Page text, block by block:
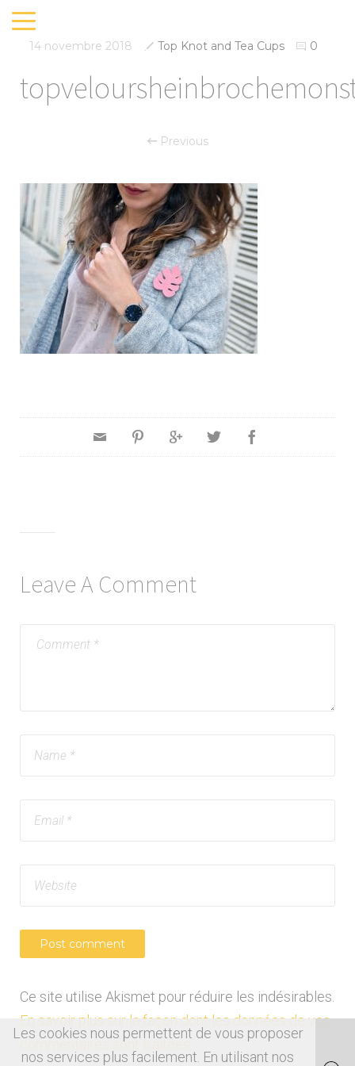
14 novembre 2018 Top Knot and Tea Cups 0
Previous
Leave A Comment
Ce site utilise Akismet pour réduire les indésirables.
En savoir plus sur la façon dont les données de vos
commentaires sont traitées
Les cookies nous permettent de vous proposer
nos services plus facilement. En utilisant nos